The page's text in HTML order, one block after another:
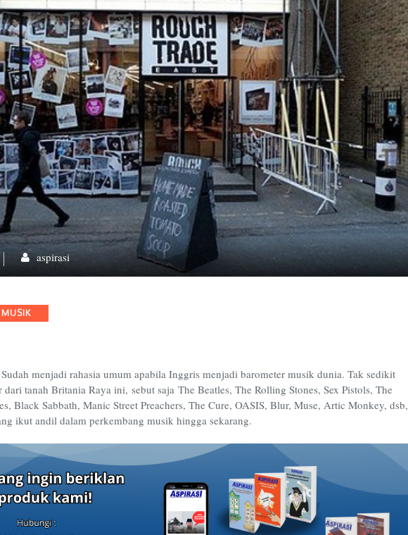
aspirasi
MUSIK
menjadi rahasia umum apabila Inggris menjadi barometer musik dunia. Tak sedikit
tanah Britania Raya ini, sebut saja The Beatles, The Rolling Stones, Sex Pistols, The
Black Sabbath, Manic Street Preachers, The Cure, OASIS, Blur, Muse, Artic Monkey, dsb,
ikut andil dalam perkembang musik hingga sekarang.